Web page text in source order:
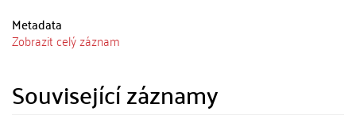
Metadata
Zobrazit celý záznam
Související záznamy